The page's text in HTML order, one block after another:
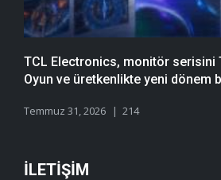
TCL Electronics, monitör serisini
Oyun ve üretkenlikte yeni dönem
Temmuz 31, 2026 214
İLETIŞIM